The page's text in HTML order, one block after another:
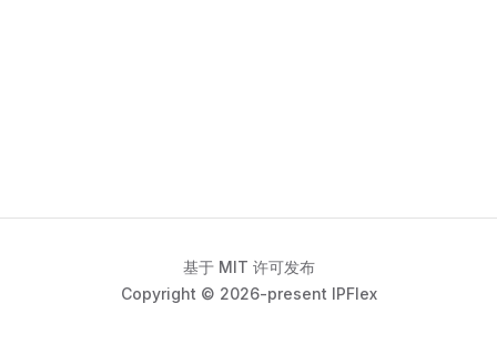
基于 MIT 许可发布
Copyright © 2026-present IPFlex